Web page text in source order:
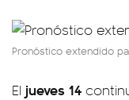
Pronóstico extendido
El jueves 14